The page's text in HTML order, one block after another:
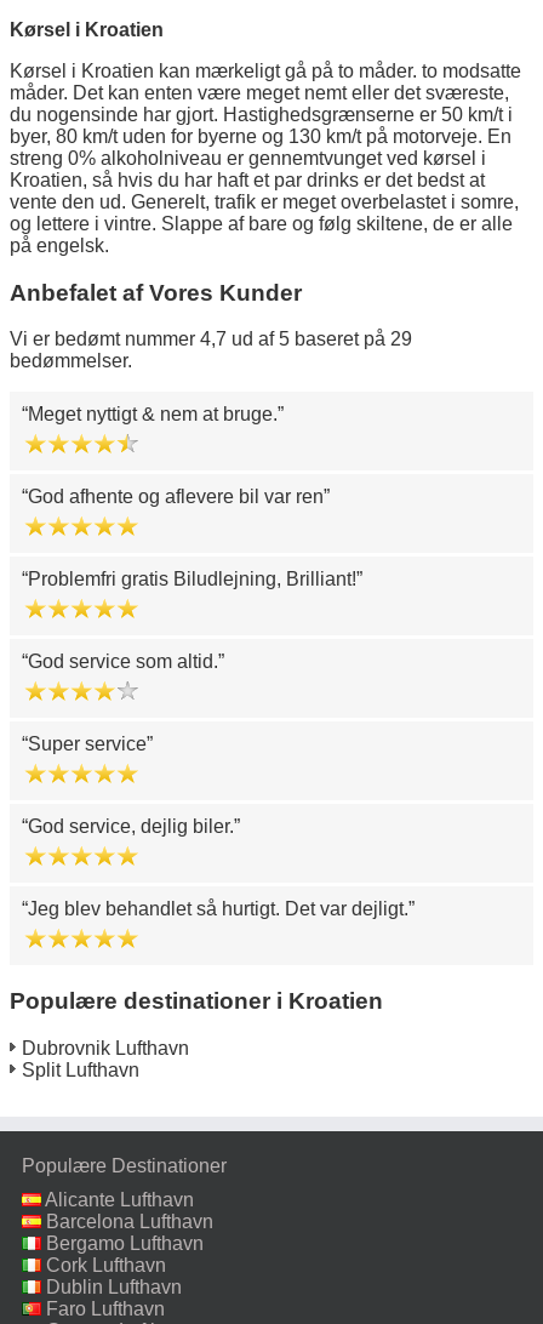
Kørsel i Kroatien
Kørsel i Kroatien kan mærkeligt gå på to måder. to modsatte
måder. Det kan enten være meget nemt eller det sværeste,
du nogensinde har gjort. Hastighedsgrænserne er 50 km/t i
byer, 80 km/t uden for byerne og 130 km/t på motorveje. En
streng 0% alkoholniveau er gennemtvunget ved kørsel i
Kroatien, så hvis du har haft et par drinks er det bedst at
vente den ud. Generelt, trafik er meget overbelastet i somre,
og lettere i vintre. Slappe af bare og følg skiltene, de er alle
på engelsk.
Anbefalet af Vores Kunder
Vi er bedømt nummer 4,7 ud af 5 baseret på 29
bedømmelser.
Meget nyttigt & nem at bruge.
God afhente og aflevere bil var ren
Problemfri gratis Biludlejning, Brilliant!
God service som altid.
Super service
God service, dejlig biler.
Jeg blev behandlet så hurtigt. Det var dejligt.
Populære destinationer i Kroatien
Dubrovnik Lufthavn
Split Lufthavn
Populære Destinationer
Alicante Lufthavn
Barcelona Lufthavn
Bergamo Lufthavn
Cork Lufthavn
Dublin Lufthavn
Faro Lufthavn